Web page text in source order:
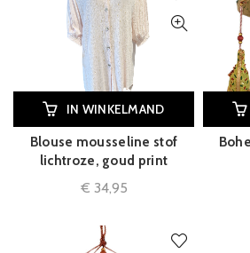
IN WINKELMAND
Blouse mousseline stof
lichtroze, goud print
€ 34,95